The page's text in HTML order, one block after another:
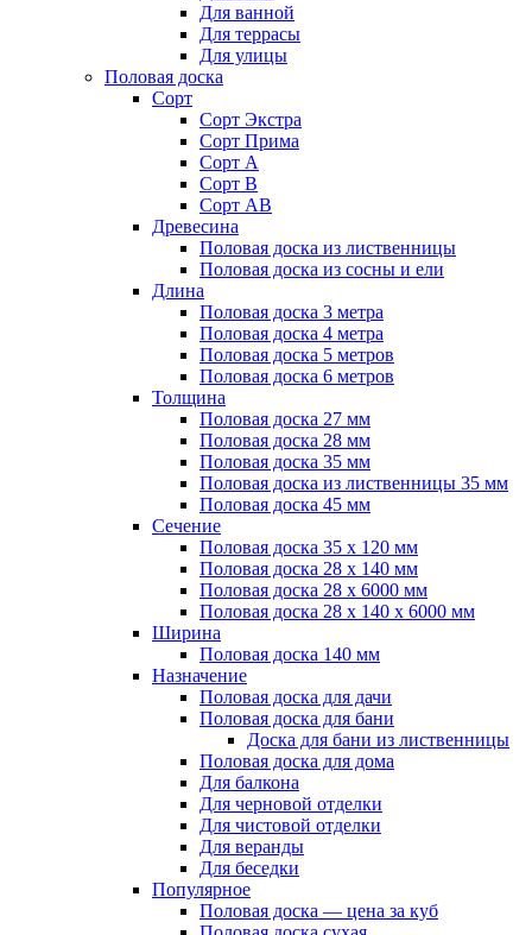
Для ванной
Для террасы
Для улицы
Половая доска
Сорт
Сорт Экстра
Сорт Прима
Сорт А
Сорт В
Сорт АВ
Древесина
Половая доска из лиственницы
Половая доска из сосны и ели
Длина
Половая доска 3 метра
Половая доска 4 метра
Половая доска 5 метров
Половая доска 6 метров
Толщина
Половая доска 27 мм
Половая доска 28 мм
Половая доска 35 мм
Половая доска из лиственницы 35 мм
Половая доска 45 мм
Сечение
Половая доска 35 х 120 мм
Половая доска 28 х 140 мм
Половая доска 28 х 6000 мм
Половая доска 28 х 140 х 6000 мм
Ширина
Половая доска 140 мм
Назначение
Половая доска для дачи
Половая доска для бани
Доска для бани из лиственницы
Половая доска для дома
Для балкона
Для черновой отделки
Для чистовой отделки
Для веранды
Для беседки
Популярное
Половая доска — цена за куб